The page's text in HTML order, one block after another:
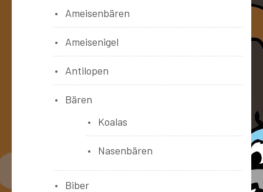
Ameisenbären
Ameisenigel
Antilopen
Bären
Koalas
Nasenbären
Biber